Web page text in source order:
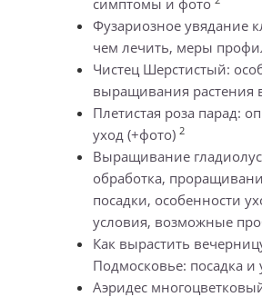
Фузариозное увядание
чем лечить, меры
Чистец Шерстистый:
выращивания растения
Плетистая роза парад:
уход (+фото) 2
Выращивание
обработка,
посадки, особенности
условия, возможные
Как вырастить
Подмосковье: посадка и
Аэридес